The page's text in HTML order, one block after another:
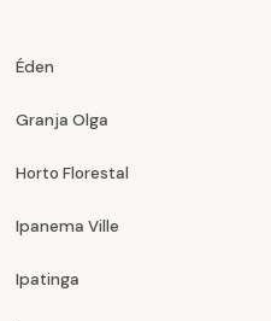
Éden
Granja Olga
Horto Florestal
Ipanema Ville
Ipatinga